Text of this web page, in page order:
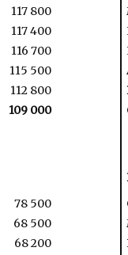
117 800
117 400
116 700
115 500
112 800
109 000
78 500
68 500
68 200